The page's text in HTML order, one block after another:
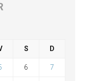
S D
6 7